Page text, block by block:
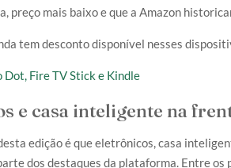
preço mais baixo e que a Amazon
tem desconto disponível nesses
Dot, Fire TV Stick e Kindle
e casa inteligente na
edição é que eletrônicos, casa
dos destaques da plataforma. Entre